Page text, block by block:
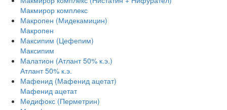
Макмирор комплекс
Макропен (Мидекамицин)
Макропен
Максипим (Цефепим)
Максипим
Малатион (Атлант 50% к.э.)
Атлант 50% к.э.
Мафенид (Мафенид ацетат)
Мафенид ацетат
Медифокс (Перметрин)